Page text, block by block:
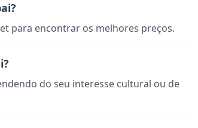
para encontrar os melhores preços.
do seu interesse cultural ou de